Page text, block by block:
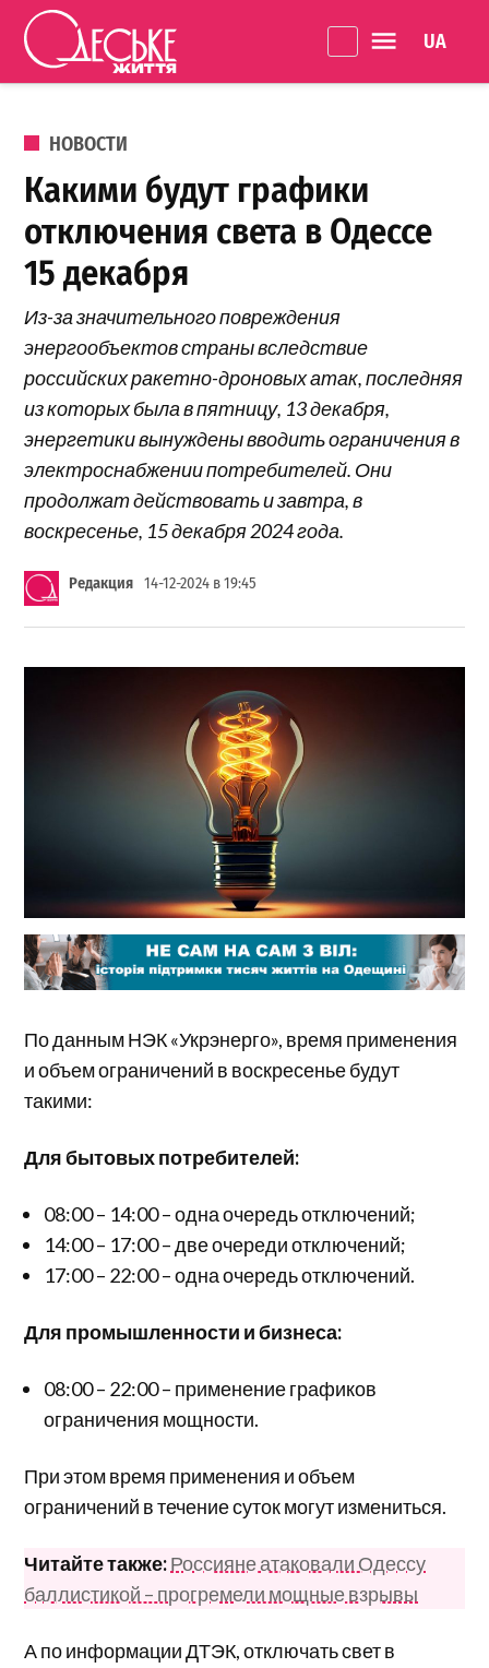
Перейти к содержанию
життя
ОПУБЛИКОВАНО В
НОВОСТИ
Какими будут графики
отключения света в Одессе
15 декабря
Из-за значительного повреждения
энергообъектов страны вследствие
российских ракетно-дроновых атак, последняя
из которых была в пятницу, 13 декабря,
энергетики вынуждены вводить ограничения в
электроснабжении потребителей. Они
продолжат действовать и завтра, в
воскресенье, 15 декабря 2024 года.
Редакция 14-12-2024 в 19:45
По данным НЭК «Укрэнерго», время применения
и объем ограничений в воскресенье будут
такими:
Для бытовых потребителей:
08:00 – 14:00 – одна очередь отключений;
14:00 – 17:00 – две очереди отключений;
17:00 – 22:00 – одна очередь отключений.
Для промышленности и бизнеса:
08:00 – 22:00 – применение графиков
ограничения мощности.
При этом время применения и объем
ограничений в течение суток могут измениться.
Читайте также:Россияне атаковали Одессу
баллистикой – прогремели мощные взрывы
А по информации ДТЭК, отключать свет в